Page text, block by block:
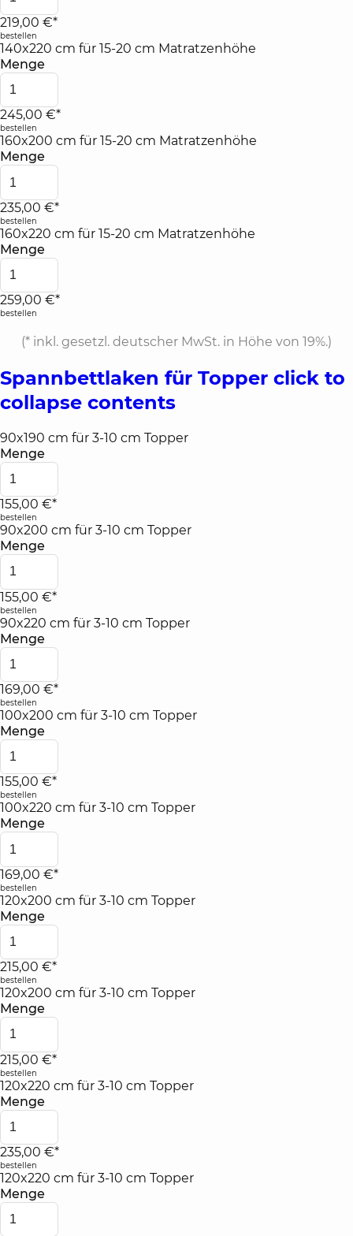
219,00 €*
bestellen
140x220 cm für 15-20 cm Matratzenhöhe
Menge
245,00 €*
bestellen
160x200 cm für 15-20 cm Matratzenhöhe
Menge
235,00 €*
bestellen
160x220 cm für 15-20 cm Matratzenhöhe
Menge
259,00 €*
bestellen
(* inkl. gesetzl. deutscher MwSt. in Höhe von 19%.)
Spannbettlaken für Topper click to
collapse contents
90x190 cm für 3-10 cm Topper
Menge
155,00 €*
bestellen
90x200 cm für 3-10 cm Topper
Menge
155,00 €*
bestellen
90x220 cm für 3-10 cm Topper
Menge
169,00 €*
bestellen
100x200 cm für 3-10 cm Topper
Menge
155,00 €*
bestellen
100x220 cm für 3-10 cm Topper
Menge
169,00 €*
bestellen
120x200 cm für 3-10 cm Topper
Menge
215,00 €*
bestellen
120x200 cm für 3-10 cm Topper
Menge
215,00 €*
bestellen
120x220 cm für 3-10 cm Topper
Menge
235,00 €*
bestellen
120x220 cm für 3-10 cm Topper
Menge